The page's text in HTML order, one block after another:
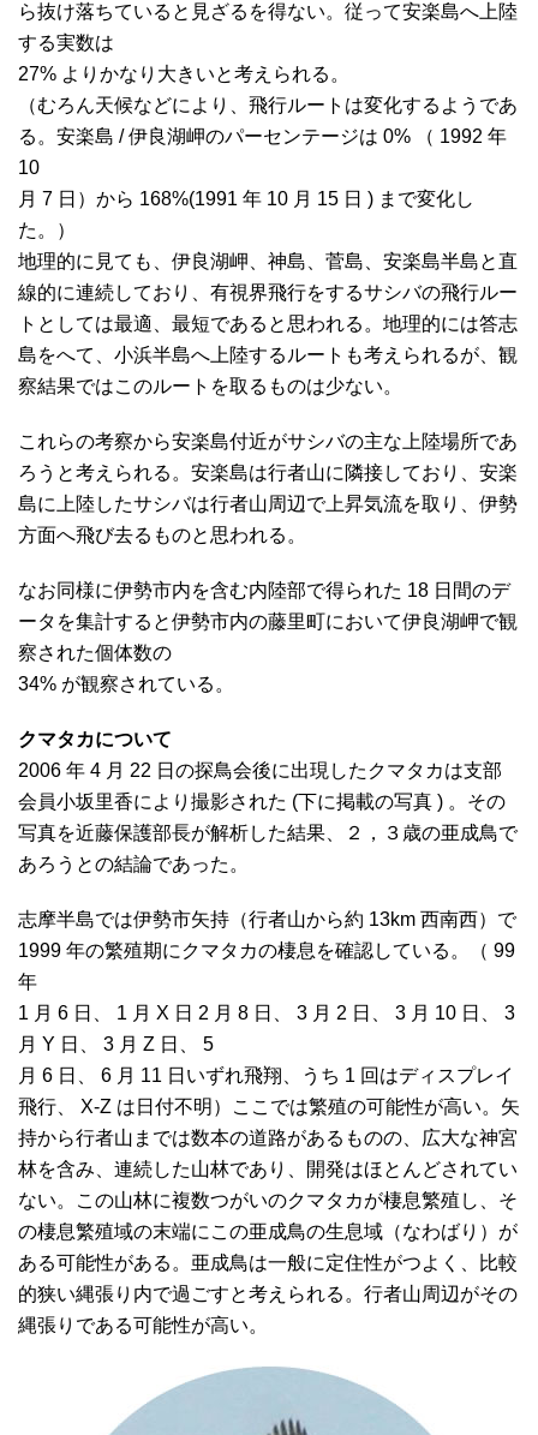
ら抜け落ちていると見ざるを得ない。従って安楽島へ上陸
する実数は
27% よりかなり大きいと考えられる。
（むろん天候などにより、飛行ルートは変化するようであ
る。安楽島 / 伊良湖岬のパーセンテージは 0% （ 1992 年
10
月 7 日）から 168%(1991 年 10 月 15 日 ) まで変化し
た。）
地理的に見ても、伊良湖岬、神島、菅島、安楽島半島と直
線的に連続しており、有視界飛行をするサシバの飛行ルー
トとしては最適、最短であると思われる。地理的には答志
島をへて、小浜半島へ上陸するルートも考えられるが、観
察結果ではこのルートを取るものは少ない。
これらの考察から安楽島付近がサシバの主な上陸場所であ
ろうと考えられる。安楽島は行者山に隣接しており、安楽
島に上陸したサシバは行者山周辺で上昇気流を取り、伊勢
方面へ飛び去るものと思われる。
なお同様に伊勢市内を含む内陸部で得られた 18 日間のデ
ータを集計すると伊勢市内の藤里町において伊良湖岬で観
察された個体数の
34% が観察されている。
クマタカについて
2006 年 4 月 22 日の探鳥会後に出現したクマタカは支部
会員小坂里香により撮影された (下に掲載の写真 ) 。その
写真を近藤保護部長が解析した結果、２，３歳の亜成鳥で
あろうとの結論であった。
志摩半島では伊勢市矢持（行者山から約 13km 西南西）で
1999 年の繁殖期にクマタカの棲息を確認している。（ 99
年
1 月 6 日、 1 月 X 日 2 月 8 日、 3 月 2 日、 3 月 10 日、 3
月 Y 日、 3 月 Z 日、 5
月 6 日、 6 月 11 日いずれ飛翔、うち 1 回はディスプレイ
飛行、 X-Z は日付不明）ここでは繁殖の可能性が高い。矢
持から行者山までは数本の道路があるものの、広大な神宮
林を含み、連続した山林であり、開発はほとんどされてい
ない。この山林に複数つがいのクマタカが棲息繁殖し、そ
の棲息繁殖域の末端にこの亜成鳥の生息域（なわばり）が
ある可能性がある。亜成鳥は一般に定住性がつよく、比較
的狭い縄張り内で過ごすと考えられる。行者山周辺がその
縄張りである可能性が高い。